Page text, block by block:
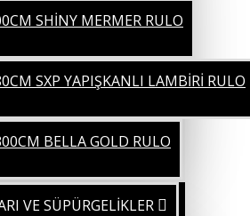
SHİNY MERMER RULO
SXP YAPIŞKANLI LAMBİRİ RULO
BELLA GOLD RULO
VE SÜPÜRGELİKLER